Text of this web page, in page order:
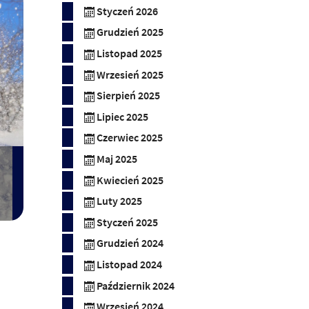
Styczeń 2026
Grudzień 2025
Listopad 2025
Wrzesień 2025
Sierpień 2025
Lipiec 2025
Czerwiec 2025
Maj 2025
Kwiecień 2025
Luty 2025
Styczeń 2025
Grudzień 2024
Listopad 2024
Październik 2024